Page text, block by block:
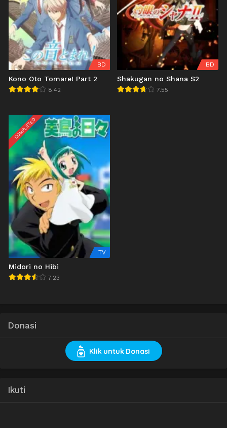
BD
Kono Oto Tomare! Part 2
8.42
BD
Shakugan no Shana S2
7.55
COMPLETED
TV
Midori no Hibi
7.23
Donasi
Klik untuk Donasi
Ikuti